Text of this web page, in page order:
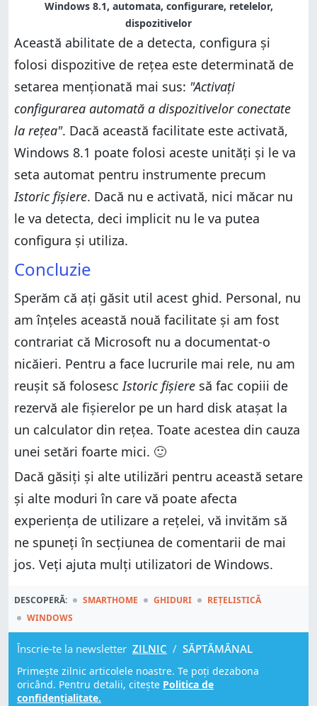
Windows 8.1, automata, configurare, retelelor,
dispozitivelor
Această abilitate de a detecta, configura și
folosi dispozitive de rețea este determinată de
setarea menționată mai sus: "Activați
configurarea automată a dispozitivelor conectate
la rețea". Dacă această facilitate este activată,
Windows 8.1 poate folosi aceste unități și le va
seta automat pentru instrumente precum
Istoric fișiere. Dacă nu e activată, nici măcar nu
le va detecta, deci implicit nu le va putea
configura și utiliza.
Concluzie
Sperăm că ați găsit util acest ghid. Personal, nu
am înțeles această nouă facilitate și am fost
contrariat că Microsoft nu a documentat-o
nicăieri. Pentru a face lucrurile mai rele, nu am
reușit să folosescIstoric fișiere să fac copiii de
rezervă ale fișierelor pe un hard disk atașat la
un calculator din rețea. Toate acestea din cauza
unei setări foarte mici. 🙂
Dacă găsiți și alte utilizări pentru această setare
și alte moduri în care vă poate afecta
experiența de utilizare a rețelei, vă invităm să
ne spuneți în secțiunea de comentarii de mai
jos. Veți ajuta mulți utilizatori de Windows.
DESCOPERĂ: SMARTHOME GHIDURI
REȚELISTICĂ
WINDOWS
Înscrie-te la newsletter ZILNIC / SĂPTĂMÂNAL
Primește zilnic articolele noastre. Te poți dezabona
oricând. Pentru detalii, citește Politica de
confidențialitate.